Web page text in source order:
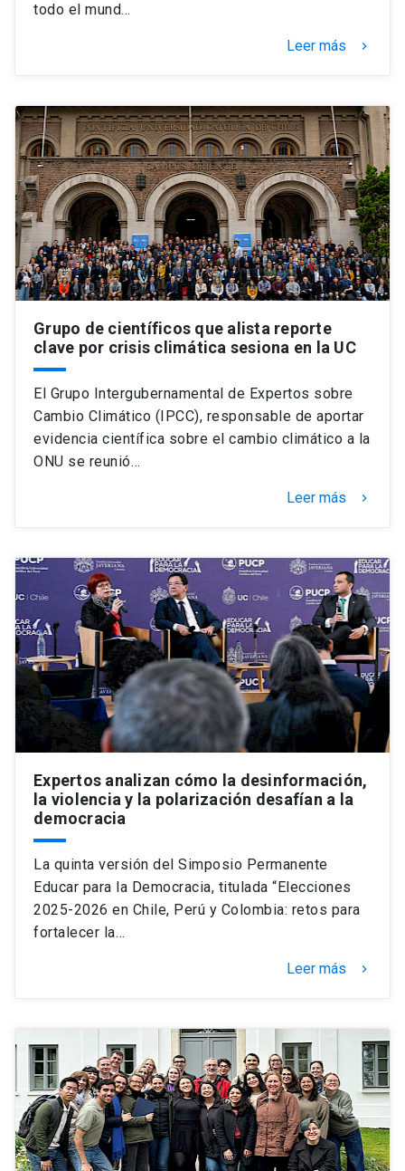
todo el mund…
Leer más keyboard_arrow_right
Grupo de científicos que alista reporte
clave por crisis climática sesiona en la UC
El Grupo Intergubernamental de Expertos sobre
Cambio Climático (IPCC), responsable de aportar
evidencia científica sobre el cambio climático a la
ONU se reunió…
Leer más keyboard_arrow_right
Expertos analizan cómo la desinformación,
la violencia y la polarización desafían a la
democracia
La quinta versión del Simposio Permanente
Educar para la Democracia, titulada “Elecciones
2025-2026 en Chile, Perú y Colombia: retos para
fortalecer la…
Leer más keyboard_arrow_right